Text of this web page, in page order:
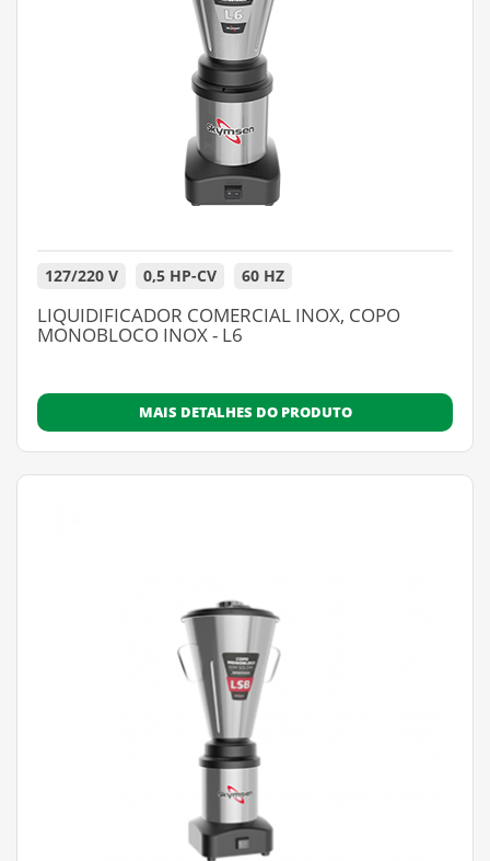
127/220 V 0,5 HP-CV 60 HZ
LIQUIDIFICADOR COMERCIAL INOX, COPO
MONOBLOCO INOX - L6
MAIS DETALHES DO PRODUTO